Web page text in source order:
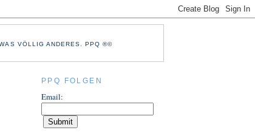
VÖLLIG ANDERES. PPQ ®©
PPQ FOLGEN
Email: